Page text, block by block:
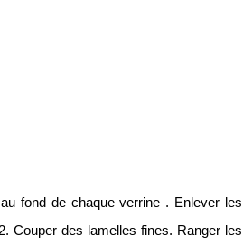
fond de chaque verrine . Enlever les
Couper des lamelles fines. Ranger les